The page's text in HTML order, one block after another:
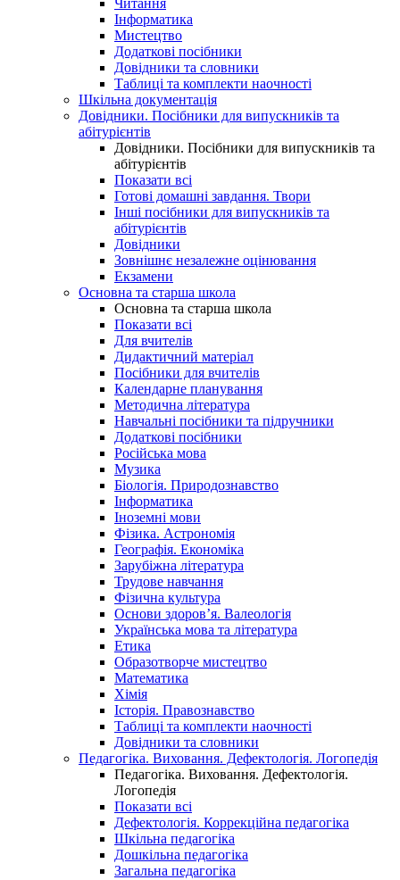
Читання
Інформатика
Мистецтво
Додаткові посібники
Довідники та словники
Таблиці та комплекти наочності
Шкільна документація
Довідники. Посібники для випускників та
абітурієнтів
Довідники. Посібники для випускників та
абітурієнтів
Показати всі
Готові домашні завдання. Твори
Інші посібники для випускників та
абітурієнтів
Довідники
Зовнішнє незалежне оцінювання
Екзамени
Основна та старша школа
Основна та старша школа
Показати всі
Для вчителів
Дидактичний матеріал
Посібники для вчителів
Календарне планування
Методична література
Навчальні посібники та підручники
Додаткові посібники
Російська мова
Музика
Біологія. Природознавство
Інформатика
Іноземні мови
Фізика. Астрономія
Географія. Економіка
Зарубіжна література
Трудове навчання
Фізична культура
Основи здоров’я. Валеологія
Українська мова та література
Етика
Образотворче мистецтво
Математика
Хімія
Історія. Правознавство
Таблиці та комплекти наочності
Довідники та словники
Педагогіка. Виховання. Дефектологія. Логопедія
Педагогіка. Виховання. Дефектологія.
Логопедія
Показати всі
Дефектологія. Коррекційна педагогіка
Шкільна педагогіка
Дошкільна педагогіка
Загальна педагогіка